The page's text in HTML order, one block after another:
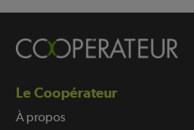
Le Coopérateur
À propos